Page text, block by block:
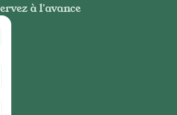
à l'avance